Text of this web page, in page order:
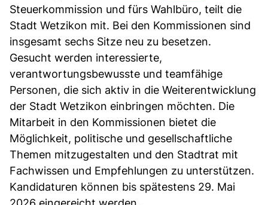
Steuerkommission und fürs Wahlbüro, teilt die
Stadt Wetzikon mit. Bei den Kommissionen sind
insgesamt sechs Sitze neu zu besetzen.
Gesucht werden interessierte,
verantwortungsbewusste und teamfähige
Personen, die sich aktiv in die Weiterentwicklung
der Stadt Wetzikon einbringen möchten. Die
Mitarbeit in den Kommissionen bietet die
Möglichkeit, politische und gesellschaftliche
Themen mitzugestalten und den Stadtrat mit
Fachwissen und Empfehlungen zu unterstützen.
Kandidaturen können bis spätestens 29. Mai